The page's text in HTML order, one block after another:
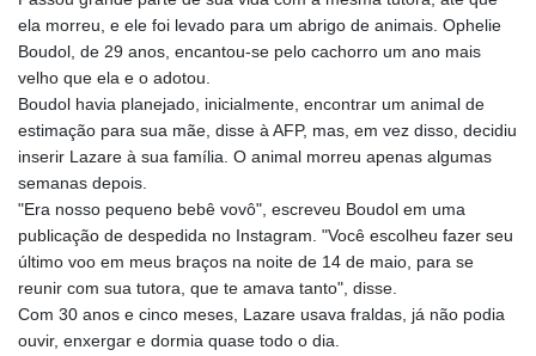
ela morreu, e ele foi levado para um abrigo de animais. Ophelie
Boudol, de 29 anos, encantou-se pelo cachorro um ano mais
velho que ela e o adotou.
Boudol havia planejado, inicialmente, encontrar um animal de
estimação para sua mãe, disse à AFP, mas, em vez disso, decidiu
inserir Lazare à sua família. O animal morreu apenas algumas
semanas depois.
"Era nosso pequeno bebê vovô", escreveu Boudol em uma
publicação de despedida no Instagram. "Você escolheu fazer seu
último voo em meus braços na noite de 14 de maio, para se
reunir com sua tutora, que te amava tanto", disse.
Com 30 anos e cinco meses, Lazare usava fraldas, já não podia
ouvir, enxergar e dormia quase todo o dia.